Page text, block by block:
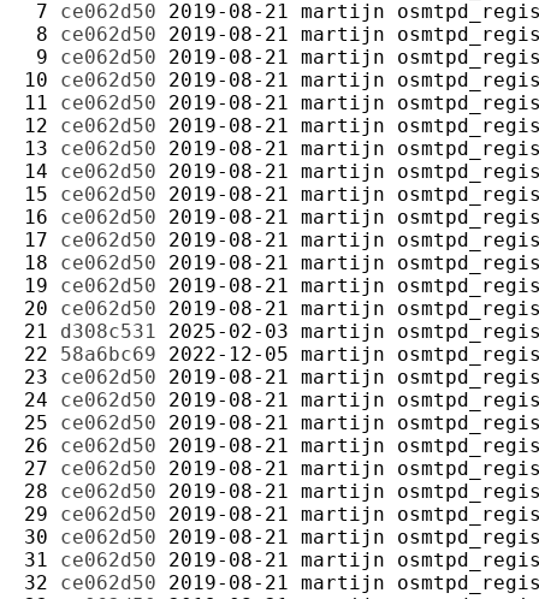
7 ce062d50 2019-08-21 martijn
8 ce062d50 2019-08-21 martijn
9 ce062d50 2019-08-21 martijn
10 ce062d50 2019-08-21 martijn
11 ce062d50 2019-08-21 martijn
12 ce062d50 2019-08-21 martijn
13 ce062d50 2019-08-21 martijn
14 ce062d50 2019-08-21 martijn
15 ce062d50 2019-08-21 martijn
16 ce062d50 2019-08-21 martijn
17 ce062d50 2019-08-21 martijn
18 ce062d50 2019-08-21 martijn
19 ce062d50 2019-08-21 martijn
20 ce062d50 2019-08-21 martijn
21 d308c531 2025-02-03 martijn
22 58a6bc69 2022-12-05 martijn
23 ce062d50 2019-08-21 martijn
24 ce062d50 2019-08-21 martijn
25 ce062d50 2019-08-21 martijn
26 ce062d50 2019-08-21 martijn
27 ce062d50 2019-08-21 martijn
28 ce062d50 2019-08-21 martijn
29 ce062d50 2019-08-21 martijn
30 ce062d50 2019-08-21 martijn
31 ce062d50 2019-08-21 martijn
32 ce062d50 2019-08-21 martijn